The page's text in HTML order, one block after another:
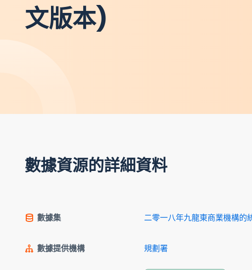
文版本)
數據資源的詳細資料
數據集 二零一八年九龍東商業機構的
數據提供機構 規劃署